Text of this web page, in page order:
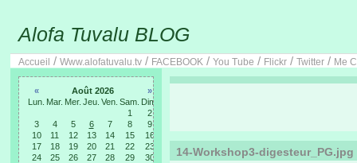
Alofa Tuvalu BLOG
Accueil / Www.alofatuvalu.tv / FACEBOOK / You Tube / Flickr / Twitter / Me
« Août 2026
»
Lun. Mar. Mer. Jeu. Ven. Sam. Dim.
1
2
3
4 5 6 7 8
9
10
11 12 13 14 15
16
17
18 19 20 21 22
23
24
25 26 27 28 29
30
14-Workshop3-digesteur_PG.jpg